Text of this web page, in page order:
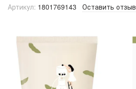
Артикул: 1801769143 Оставить отзыв